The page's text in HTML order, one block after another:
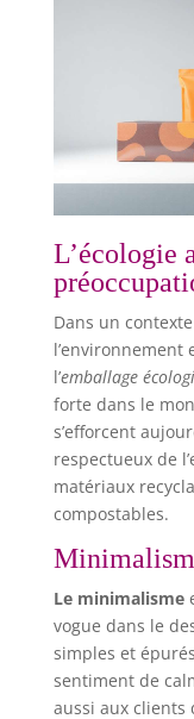
L’écologie
Dans un
l’environnement
l’emballage
forte dans le
s’efforcent
respectueux de
matériaux
compostables.
Le minimalisme
vogue dans le
simples et
sentiment de
aussi aux clients